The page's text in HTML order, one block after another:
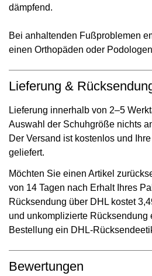
dämpfend.
Bei anhaltenden Fußproblemen
einen Orthopäden oder
Lieferung &
Lieferung innerhalb von 2–5
Auswahl der Schuhgröße nichts
Der Versand ist kostenlos und
geliefert.
Möchten Sie einen Artikel
von 14 Tagen nach Erhalt Ihres
Rücksendung über DHL kostet
und unkomplizierte Rücksendung
Bestellung ein DHL-
Bewertungen